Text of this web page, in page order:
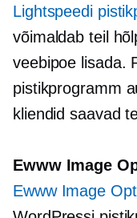
Lightspeedi
võimaldab teil
veebipoe lisada.
pistikprogramm
kliendid saavad
Ewww Image
Ewww Image